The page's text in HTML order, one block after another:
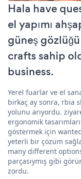
Hala have
el yapımı
güneş
crafts sahip
business.
Yerel fuarlar ve el
birkaç ay sonra, rbia
yolunu arıyordu.
ergonomik
göstermek için
yeterli bir çözüm
many different
parçasıymış gibi
zordu.